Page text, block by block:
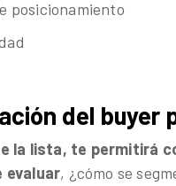
posicionamiento
del buyer
la lista, te permitirá
evaluar, ¿cómo se